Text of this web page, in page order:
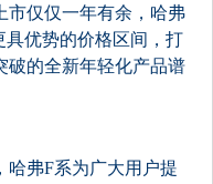
市仅仅一年有余，哈弗
具优势的价格区间，打
破的全新年轻化产品谱
哈弗F系为广大用户提